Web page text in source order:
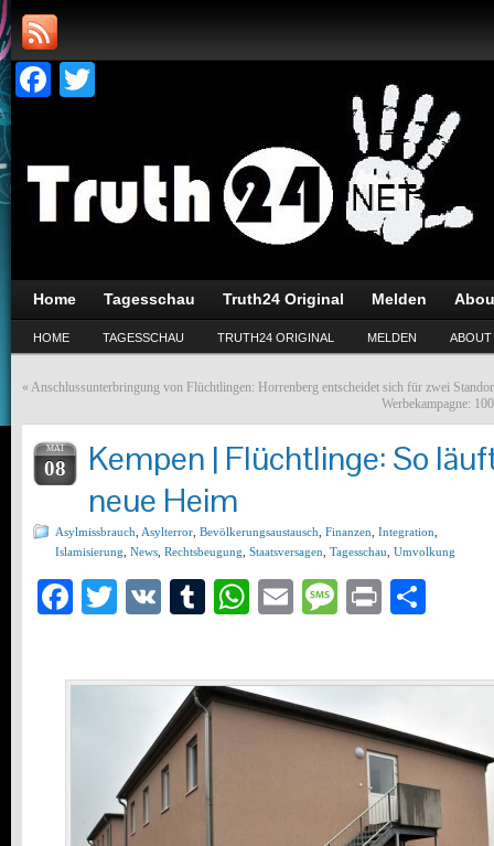
Facebook
Home Tagesschau Truth24 Original Melden
HOME TAGESSCHAU TRUTH24 ORIGINAL MELDEN ABOUT
« Anschlussunterbringung von Flüchtlingen: Horrenberg entscheidet sich für zwei
Werbekampagne:
MAI
08
Kempen | Flüchtlinge: So
neue Heim
Asylmissbrauch Asylterror Bevölkerungsaustausch Finanzen Integration
Islamisierung News Rechtsbeugung Staatsversagen Tagesschau Umvolkung
Facebook
Twitter
VK Tumblr
WhatsApp
EmailMessage
Print